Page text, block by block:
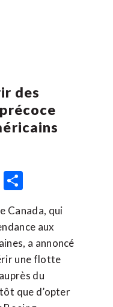
des
Email
Canada, qui
aux
a annoncé
une flotte
du
⁠que d’opter